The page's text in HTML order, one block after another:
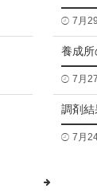
7月
養成所
7月
調剤
7月